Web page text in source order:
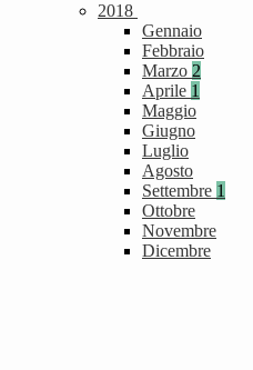
2018
Gennaio
Febbraio
Marzo 2
Aprile 1
Maggio
Giugno
Luglio
Agosto
Settembre 1
Ottobre
Novembre
Dicembre